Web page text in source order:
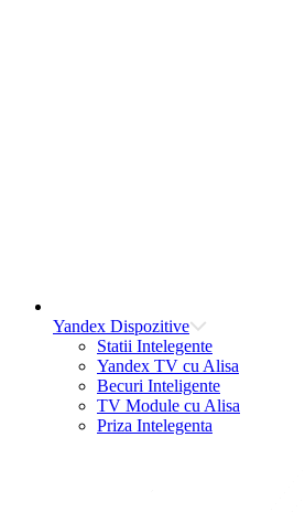
Yandex Dispozitive
Statii Intelegente
Yandex TV cu Alisa
Becuri Inteligente
TV Module cu Alisa
Priza Intelegenta